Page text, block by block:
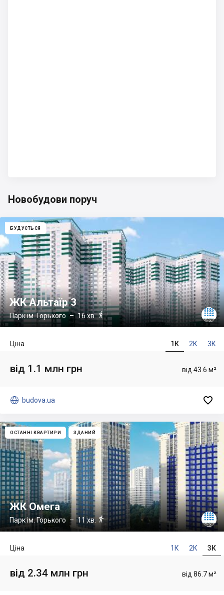
Новобудови поруч
БУДУЄТЬСЯ
ЖК Альтаїр 3
Парк ім. Горького – 16 хв.
1К 2К 3К
Ціна
від 43.6 м²
від 1.1 млн грн
 budova.ua 
ОСТАННІ КВАРТИРИ ЗДАНИЙ
ЖК Омега
Парк ім. Горького – 11 хв.
1К 2К 3К
Ціна
від 86.7 м²
від 2.34 млн грн